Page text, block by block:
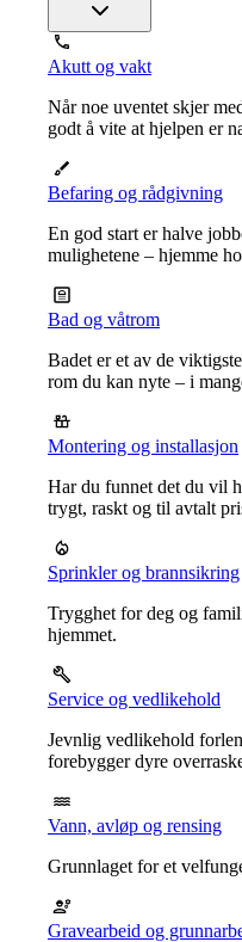
Akutt og vakt
Når noe uventet skjer
godt å vite at hjelpen er
Befaring og rådgivning
En god start er halve
mulighetene – hjemme
Bad og våtrom
Badet er et av de
rom du kan nyte – i
Montering og installasjon
Har du funnet det du vil
trygt, raskt og til avtalt
Sprinkler og brannsikring
Trygghet for deg og
hjemmet.
Service og vedlikehold
Jevnlig vedlikehold
forebygger dyre
Vann, avløp og rensing
Grunnlaget for et
Gravearbeid og